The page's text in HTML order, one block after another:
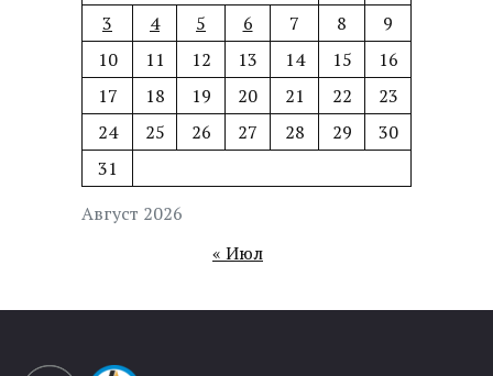
Август 2026
3
4 5 6 7 8
9
10
11 12 13 14 15
16
17
18 19 20 21 22
23
24
25 26 27 28 29
30
31
« Июл